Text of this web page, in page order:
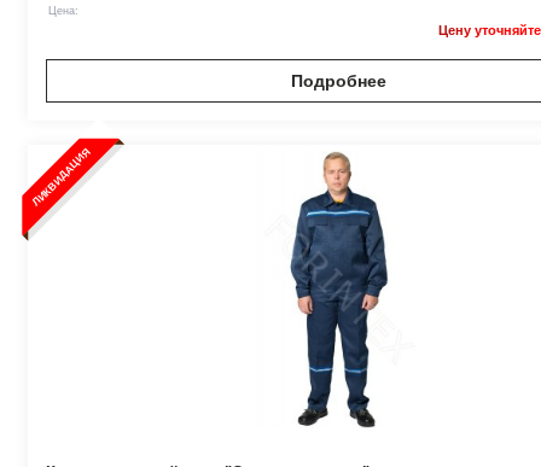
Цена:
Цену
Подробнее
ЛИКВИДАЦИЯ